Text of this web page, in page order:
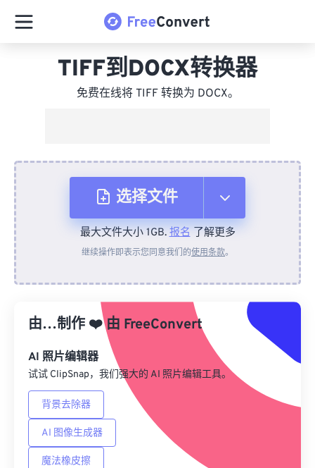
TIFF到DOCX转换器
免费在线将 TIFF 转换为 DOCX。
选择文件
从设备
来自 Google Drive
从 OneDrive
来自网址
最大文件大小 1GB.报名了解更多
继续操作即表示您同意我们的使用条款。
由…制作 ❤️由 FreeConvert
AI 照片编辑器
试试 ClipSnap，我们强大的 AI 照片编辑工具。
背景去除器
AI 图像生成器
魔法橡皮擦